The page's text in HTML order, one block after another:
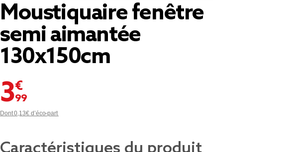
Moustiquaire fenêtre
semi aimantée
130x150cm
3,99 €
Dont 0,13€ d’éco-part